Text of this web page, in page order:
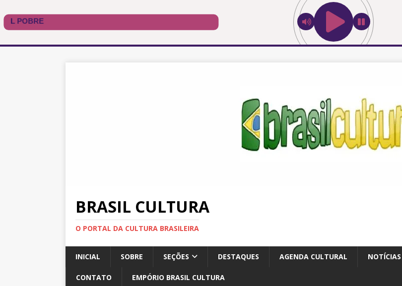
BRASIL CULTURA
O PORTAL DA CULTURA BRASILEIRA
INICIAL SOBRE SEÇÕES DESTAQUES AGENDA CULTURAL NOTÍCIAS
CONTATO EMPÓRIO BRASIL CULTURA